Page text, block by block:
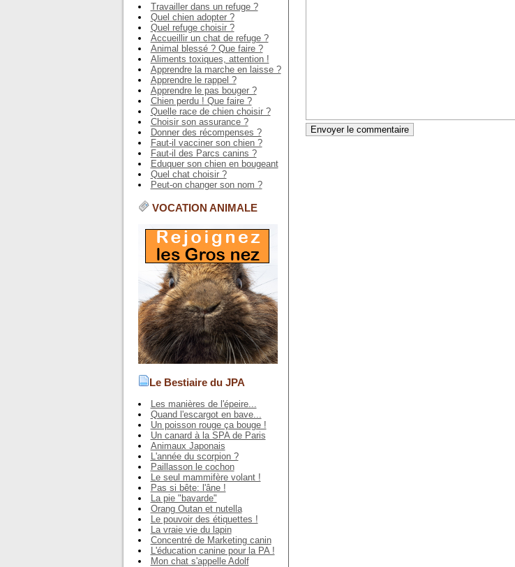
Travailler dans un refuge ?
Quel chien adopter ?
Quel refuge choisir ?
Accueillir un chat de refuge ?
Animal blessé ? Que faire ?
Aliments toxiques, attention !
Apprendre la marche en laisse ?
Apprendre le rappel ?
Apprendre le pas bouger ?
Chien perdu ! Que faire ?
Quelle race de chien choisir ?
Choisir son assurance ?
Donner des récompenses ?
Faut-il vacciner son chien ?
Faut-il des Parcs canins ?
Eduquer son chien en bougeant
Quel chat choisir ?
Peut-on changer son nom ?
VOCATION ANIMALE
Le Bestiaire du JPA
Les manières de l'épeire...
Quand l'escargot en bave...
Un poisson rouge ça bouge !
Un canard à la SPA de Paris
Animaux Japonais
L'année du scorpion ?
Paillasson le cochon
Le seul mammifère volant !
Pas si bête: l'âne !
La pie "bavarde"
Orang Outan et nutella
Le pouvoir des étiquettes !
La vraie vie du lapin
Concentré de Marketing canin
L'éducation canine pour la PA !
Mon chat s'appelle Adolf